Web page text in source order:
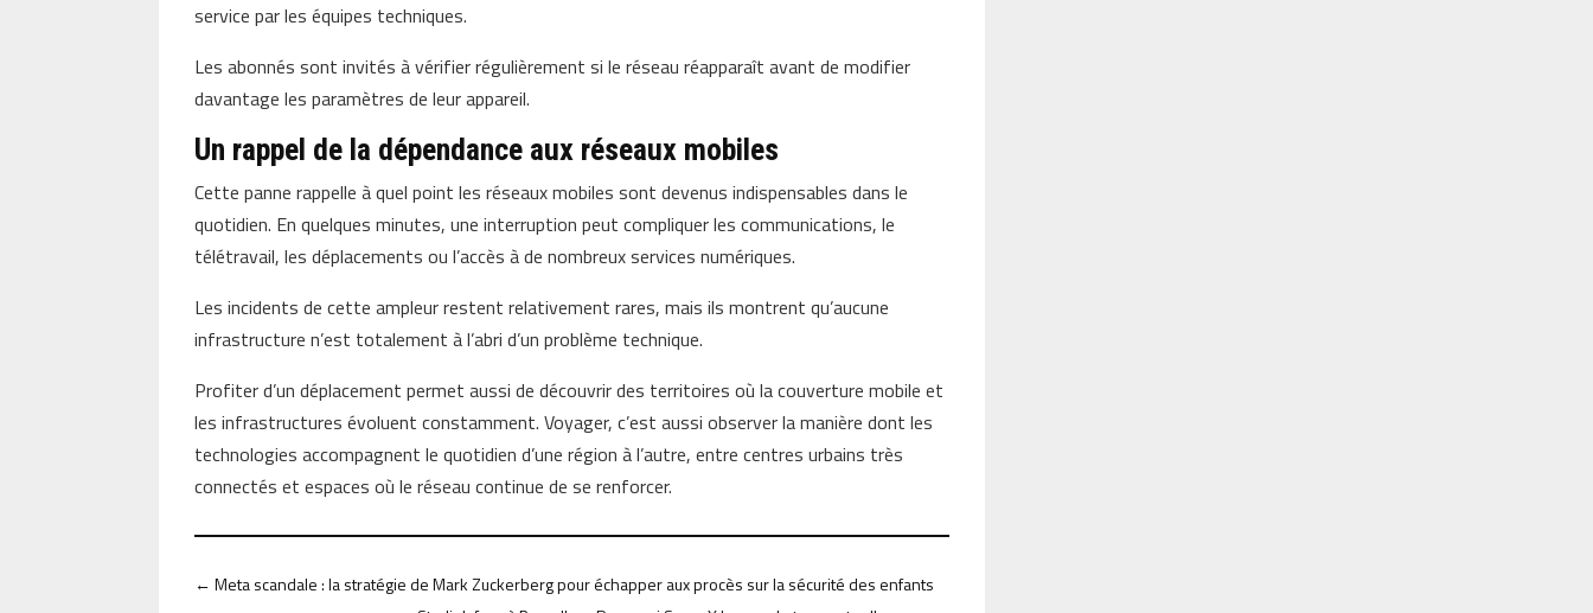
service par les équipes techniques.
Les abonnés sont invités à vérifier régulièrement si le réseau réapparaît avant de modifier
davantage les paramètres de leur appareil.
Un rappel de la dépendance aux réseaux mobiles
Cette panne rappelle à quel point les réseaux mobiles sont devenus indispensables dans le
quotidien. En quelques minutes, une interruption peut compliquer les communications, le
télétravail, les déplacements ou l’accès à de nombreux services numériques.
Les incidents de cette ampleur restent relativement rares, mais ils montrent qu’aucune
infrastructure n’est totalement à l’abri d’un problème technique.
Profiter d’un déplacement permet aussi de découvrir des territoires où la couverture mobile et
les infrastructures évoluent constamment. Voyager, c’est aussi observer la manière dont les
technologies accompagnent le quotidien d’une région à l’autre, entre centres urbains très
connectés et espaces où le réseau continue de se renforcer.
←Meta scandale : la stratégie de Mark Zuckerberg pour échapper aux procès sur la sécurité des enfants